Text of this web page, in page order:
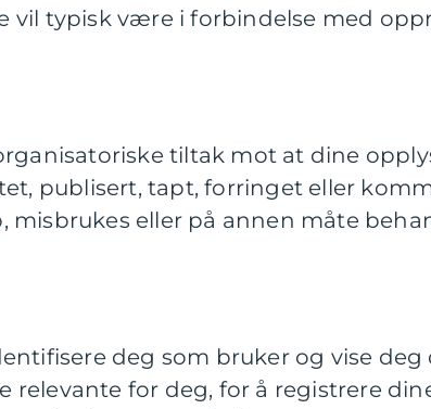
vil typisk være i forbindelse med
tiltak mot at dine
publisert, tapt, forringet eller
misbrukes eller på annen måte
deg som bruker og vise deg
relevante for deg, for å registrere